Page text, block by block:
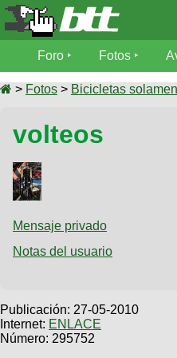
Foro
MecÃ¡nica
Fotos
SUBÃ
tu foto
Galeria
XC
Bicicletas
Descenso
Dirt
Avisos
Ventas
tu
Ultimos
Fotos
BicicleterÃ­
Bicicletas
Bicicletas
Tandem
Cicloturismo
Foro Fotos
> Fotos > Bicicletas
volteos
Mensaje privado
Notas del usuario
Publicación: 27-05-2010
Internet: ENLACE
Número: 295752